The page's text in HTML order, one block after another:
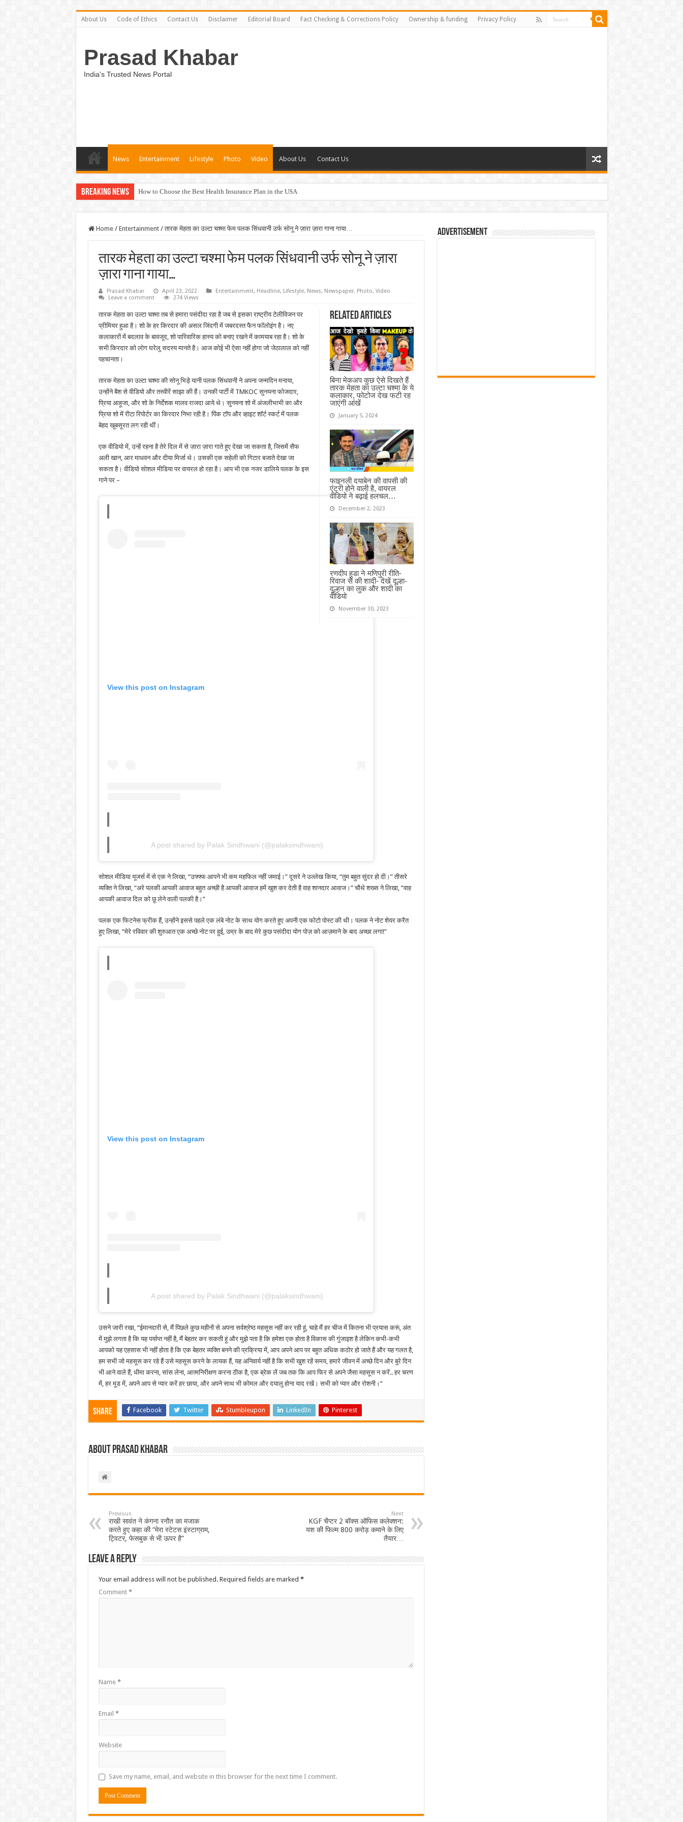
About Us Code of Ethics Contact Us Disclaimer Editorial Board Fact Checking & Corrections Policy Ownership & funding Privacy Policy
Prasad Khabar
India's Trusted News Portal
News Entertainment Lifestyle Photo Video About Us Contact Us
Breaking News How to Choose the Best Health Insurance Plan in the USA
Home / Entertainment / तारक मेहता का उल्टा चश्मा फेम पलक सिंधवानी उर्फ सोनू ने ज़ारा ज़ारा गाना गाया…
तारक मेहता का उल्टा चश्मा फेम पलक सिंधवानी उर्फ सोनू ने ज़ारा
ज़ारा गाना गाया…
Prasad Khabar April 23, 2022 Entertainment, Headline, Lifestyle, News, Newspaper, Photo, Video
Leave a comment
274 Views
Related Articles
बिना मेकअप कुछ ऐसे दिखते हैं
तारक मेहता का उल्टा चश्मा के ये
कलाकार, फोटोज देख फटी रह
जाएंगी आंखें
January 5, 2024
फाइनली दयाबेन की वापसी की
एंट्री होने वाली है, वायरल
वीडियो ने बढ़ाई हलचल…
December 2, 2023
रणदीप हुडा ने मणिपुरी रीति-
रिवाज से की शादी- देखें दूल्हा-
दुल्हन का लुक और शादी का
वीडियो
November 30, 2023
तारक मेहता का उल्टा चश्मा तब से हमारा पसंदीदा रहा है जब से इसका राष्ट्रीय टेलीविजन पर
प्रीमियर हुआ है। शो के हर किरदार की असल जिंदगी में जबरदस्त फैन फॉलोइंग है। नए
कलाकारों में बदलाव के बावजूद, शो पारिवारिक हास्य को बनाए रखने में कामयाब रहा है। शो के
सभी किरदार को लोग घरेलु सदस्य मानते है। आज कोई भी ऐसा नहीं होगा जो जेठालाल को नहीं
पहचानता।
तारक मेहता का उल्टा चश्मा की सोनू भिड़े यानी पलक सिंधवानी ने अपना जन्मदिन मनाया,
उन्होंने बैश से वीडियो और तस्वीरें साझा की हैं। उनकी पार्टी में TMKOC सुनयना फोजदार,
प्रिया आहूजा, और शो के निर्देशक मालव राजदा आये थे। सुनयना शो में अंजलीभाभी का और
प्रिया शो में रीटा रिपोर्टर का किरदार निभा रही है। पिंक टॉप और व्हाइट शॉर्ट स्कर्ट में पलक
बेहद खूबसूरत लग रही थीं।
एक वीडियो में, उन्हें रहना है तेरे दिल में से ज़ारा ज़ारा गाते हुए देखा जा सकता है, जिसमें सैफ
अली खान, आर माधवन और दीया मिर्जा थे। उसकी एक सहेली को गिटार बजाते देखा जा
सकता है। वीडियो सोशल मीडिया पर वायरल हो रहा है। आप भी एक नजर डालिये पलक के इस
गाने पर –
View this post on Instagram
A post shared by Palak Sindhwani (@palaksindhwani)
सोशल मीडिया यूजर्स में से एक ने लिखा, “उफ्फ्फ आपने भी कम महफिल नहीं जमाई।” दूसरे ने उल्लेख किया, “तुम बहुत सुंदर हो दी।” तीसरे
व्यक्ति ने लिखा, “अरे पलकी आपकी आवाज बहुत अच्छी है आपकी आवाज हमें खुश कर देती है वाह शानदार आवाज।” चौथे शख्स ने लिखा, “वाह
आपकी आवाज दिल को छू लेने वाली पलकी है।”
पलक एक फिटनेस फ्रीक हैं, उन्होंने इससे पहले एक लंबे नोट के साथ योग करते हुए अपनी एक फोटो पोस्ट की थी। पलक ने नोट शेयर करैत
हुए लिखा, “मेरे रविवार की शुरुआत एक अच्छे नोट पर हुई, उम्र के बाद मेरे कुछ पसंदीदा योग पोज़ को आज़माने के बाद अच्छा लगा!”
View this post on Instagram
A post shared by Palak Sindhwani (@palaksindhwani)
उसने जारी रखा, “ईमानदारी से, मैं पिछले कुछ महीनों से अपना सर्वश्रेष्ठ महसूस नहीं कर रही हूं, चाहे मैं हर चीज में कितना भी प्रयास करूं, अंत
में मुझे लगता है कि यह पर्याप्त नहीं है, मैं बेहतर कर सकती हूं और मुझे पता है कि हमेशा एक होता है विकास की गुंजाइश है लेकिन कभी-कभी
आपको यह एहसास भी नहीं होता है कि एक बेहतर व्यक्ति बनने की प्रक्रिया में, आप अपने आप पर बहुत अधिक कठोर हो जाते हैं और यह गलत है,
हम सभी जो महसूस कर रहे हैं उसे महसूस करने के लायक हैं, यह अनिवार्य नहीं है कि सभी खुश रहें समय, हमारे जीवन में अच्छे दिन और बुरे दिन
भी आने वाले हैं, धीमा करना, सांस लेना, आत्मनिरीक्षण करना ठीक है, एक ब्रेक लें जब तक कि आप फिर से अपने जैसा महसूस न करें.. हर चरण
में, हर मूड में, अपने आप से प्यार करें हर छाया, और अपने साथ भी कोमल और दयालु होना याद रखें। सभी को प्यार और रोशनी।”
Share Facebook Twitter Stumbleupon LinkedIn Pinterest
About Prasad Khabar
Previous
राखी सावंत ने कंगना रनौत का मजाक
करते हुए कहा की “मेरा स्टेटस इंस्टाग्राम,
ट्विटर, फेसबुक से भी ऊपर है”
Next
KGF चैप्टर 2 बॉक्स ऑफिस कलेक्शन:
यश की फिल्म 800 करोड़ कमाने के लिए
तैयार…
Leave a Reply
Your email address will not be published. Required fields are marked *
Comment *
Name *
Email *
Website
Save my name, email, and website in this browser for the next time I comment.
Advertisement